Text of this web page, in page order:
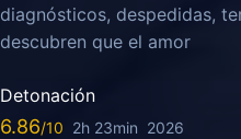
diagnósticos, despedidas,
descubren que el amor
Detonación
6.86 2h 23min 2026